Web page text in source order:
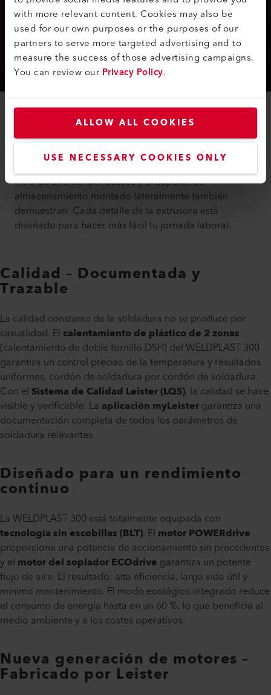
with more relevant content. Cookies may also be
used for our own purposes or the purposes of our
partners to serve more targeted advertising and to
measure the success of those advertising campaigns.
You can review ourPrivacy Policy.
ALLOW ALL COOKIES
USE NECESSARY COOKIES ONLY
La WELDPLAST 300 ofrece alimentación de alambre
doble. Esta flexibilidad facilita significativamente el
trabajo en espacios reducidos y con direcciones de
filtro de aire de fácil acceso y el soporte de
almacenamiento montado lateralmente también
demuestran: Cada detalle de la extrusora está
diseñado para hacer más fácil tu jornada laboral.
Calidad – Documentada y
Trazable
La calidad constante de la soldadura no se produce por
casualidad. El calentamiento de plástico de 2 zonas
(calentamiento de doble tornillo DSH) del WELDPLAST 300
garantiza un control preciso de la temperatura y resultados
uniformes, cordón de soldadura por cordón de soldadura.
Con elSistema de Calidad Leister (LQS), la calidad se hace
visible y verificable: La aplicación myLeistergarantiza una
documentación completa de todos los parámetros de
soldadura relevantes.
Diseñado para un rendimiento
continuo
La WELDPLAST 300 está totalmente equipada con
tecnología sin escobillas (BLT). El motor POWERdrive
proporciona una potencia de accionamiento sin precedentes
y el motor del soplador ECOdrive garantiza un potente
flujo de aire. El resultado: alta eficiencia, larga vida útil y
mínimo mantenimiento. El modo ecológico integrado reduce
el consumo de energía hasta en un 60 %, lo que beneficia al
medio ambiente y a los costes operativos.
Nueva generación de motores –
Fabricado por Leister